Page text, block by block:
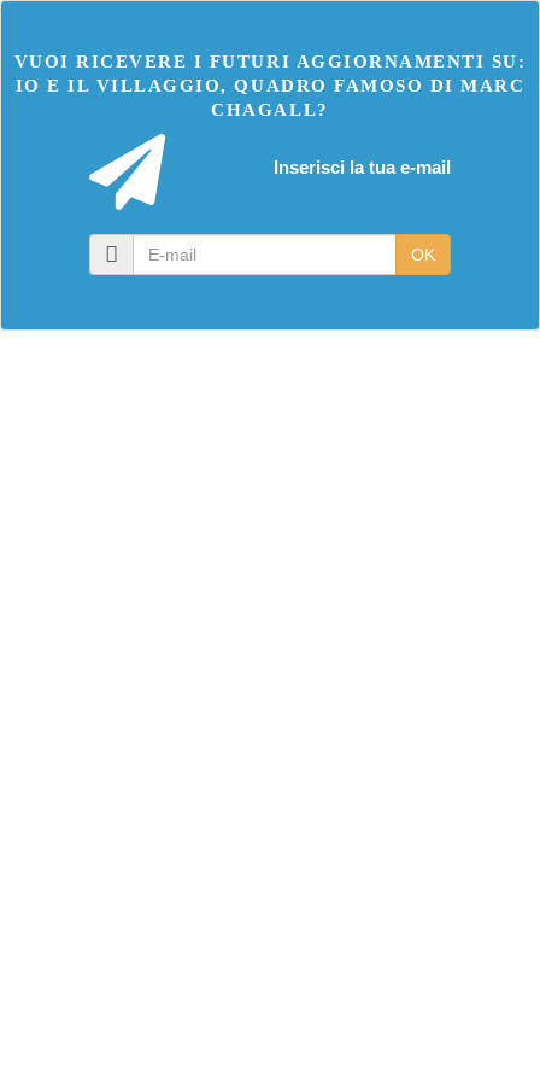
VUOI RICEVERE I FUTURI AGGIORNAMENTI SU:
IO E IL VILLAGGIO, QUADRO FAMOSO DI MARC
CHAGALL?
Inserisci la tua e-mail
OK